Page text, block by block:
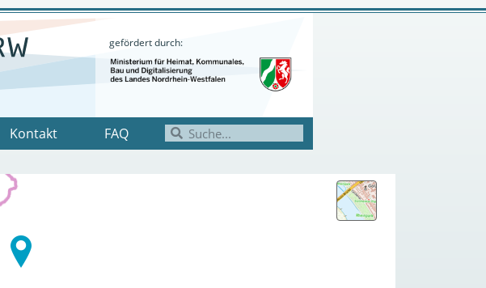
gefördert durch:
Kontakt FAQ